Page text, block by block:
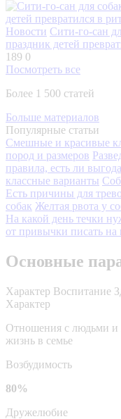
Новости Сити-го-сан
праздник детей
189 0
Посмотреть все
Более 1 500 статей
Больше материалов
Популярные статьи
Смешные и красивые
пород и размеров
правила, есть ли
классные варианты
Есть причины для
собак Желтая рвота у
На какой день течки
от привычки писать на
Основные
Характер Воспитание
Характер
Отношения с людьми и
жизнь в семье
Возбудимость
80%
Дружелюбие